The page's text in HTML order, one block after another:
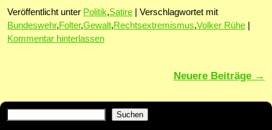
Veröffentlicht unter Politik,Satire
Verschlagwortet mit
Bundeswehr,Folter,Gewalt,Rechtsextremismus,Volker Rühe
Kommentar hinterlassen
Neuere Beiträge →
Suchen